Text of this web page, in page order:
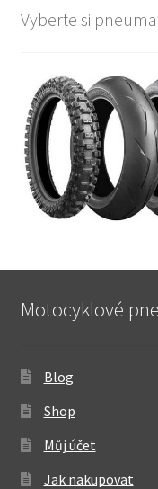
Vyberte si
Motocyklové
Blog
Shop
Můj účet
Jak nakupovat